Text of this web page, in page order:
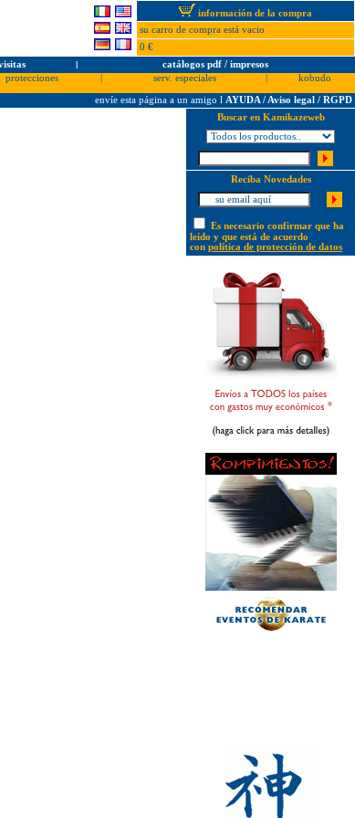
información de la compra
su carro de compra está vacio
0 €
l
catálogos pdf / impresos
protecciones serv. especiales
kobudo
envíe esta página a un amigo l AYUDA / Aviso legal / RGPD
Buscar en Kamikazeweb
Reciba Novedades
Es necesario confirmar que ha
leído y que está de acuerdo
con política de protección de datos